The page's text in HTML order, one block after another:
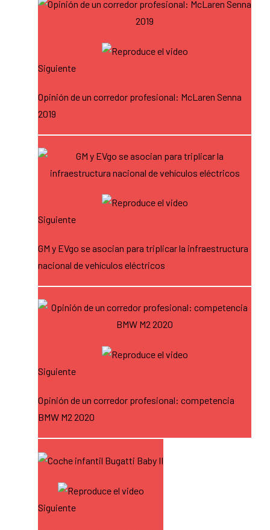
Siguiente
Opinión de un corredor profesional: McLaren Senna
2019
Siguiente
GM y EVgo se asocian para triplicar la infraestructura
nacional de vehículos eléctricos
Siguiente
Opinión de un corredor profesional: competencia
BMW M2 2020
Siguiente